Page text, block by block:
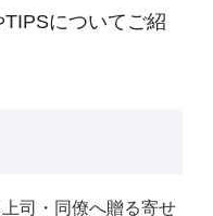
についてご紹
司・同僚へ贈る寄せ